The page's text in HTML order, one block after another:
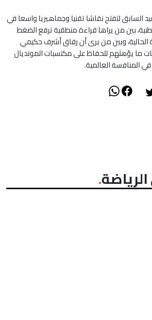
السابق لتفتح نقاشا تقنيا وجماهيريا واسعا في
بين من يراها قراءة منطقية ترفع الضغط
وبين من يرى أن رفاق أشرف حكيمي
ما يؤهلهم للحفاظ على مكتسبات المونديال
في المنافسة العالمية.